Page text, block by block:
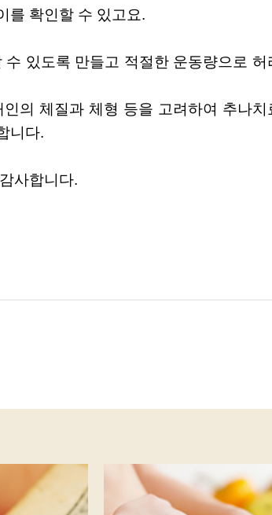
를 확인할 수 있고요.
있도록 만들고 적절한 운동량으로
의 체질과 체형 등을 고려하여 추나
니다.
사합니다.